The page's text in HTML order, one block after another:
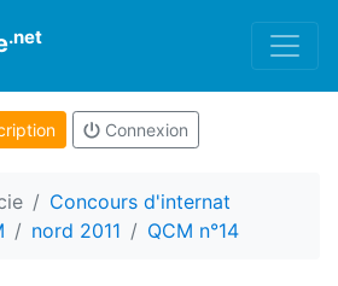
.net
Connexion
Concours d'internat
nord 2011 QCM n°14